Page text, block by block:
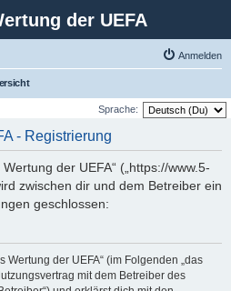
der UEFA
Anmelden
Sprache:
- Registrierung
der UEFA“ („https://www.5-
zwischen dir und dem Betreiber ein
geschlossen:
Wertung der UEFA“ (im Folgenden „das
mit dem Betreiber des